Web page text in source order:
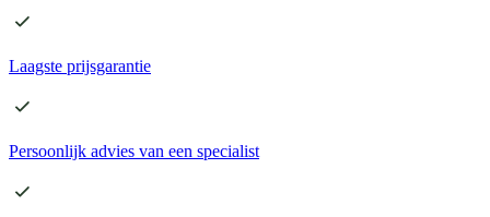
Laagste prijsgarantie
Persoonlijk advies van een specialist